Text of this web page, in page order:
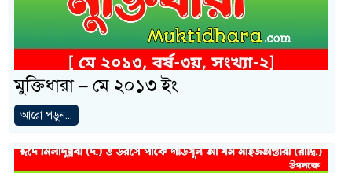
মুক্তিধারা – মে ২০১৩ ইং
আরো পড়ুন...